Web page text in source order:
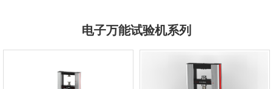
电子万能试验机系列